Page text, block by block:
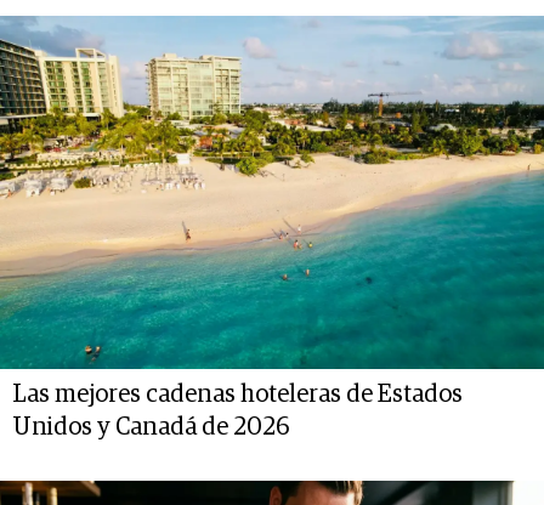
Las mejores cadenas hoteleras de Estados
Unidos y Canadá de 2026